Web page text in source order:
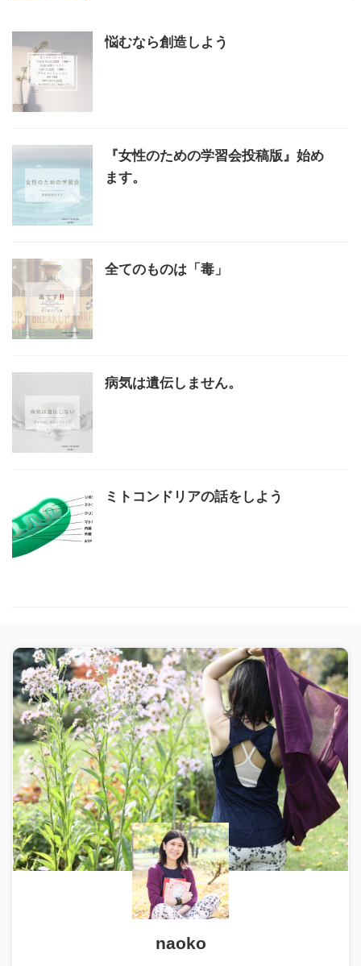
悩むなら創造しよう
『女性のための学習会投稿版』始め
ます。
全てのものは「毒」
病気は遺伝しません。
ミトコンドリアの話をしよう
naoko